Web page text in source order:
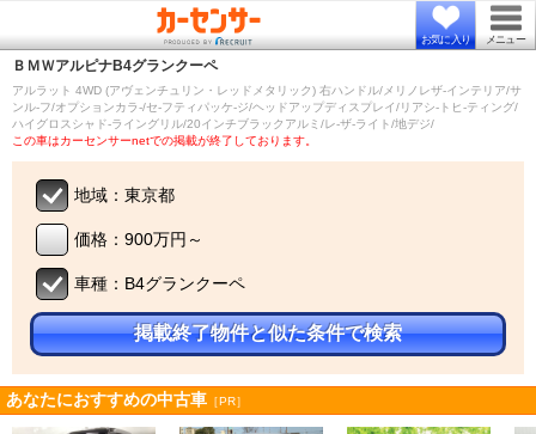
お気に入り メニュー
ＢＭＷアルピナB4グランクーペ
アルラット 4WD (アヴェンチュリン・レッドメタリック) 右ハンドル/メリノレザ-インテリア/サ
ンル-フ/オプションカラ-/セ-フティパッケ-ジ/ヘッドアップディスプレイ/リアシ-トヒ-ティング/
ハイグロスシャド-ライングリル/20インチブラックアルミ/レ-ザ-ライト/地デジ/
この車はカーセンサーnetでの掲載が終了しております。
地域：東京都
価格：900万円～
車種：B4グランクーペ
掲載終了物件と似た条件で検索
あなたにおすすめの中古車 ［PR］